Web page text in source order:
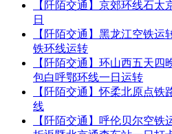
【阡陌交通】京郊环线石
日
【阡陌交通】黑龙江空铁
铁环线运转
【阡陌交通】环山西五天
包白呼鄂环线一日运转
【阡陌交通】怀柔北原点
线
【阡陌交通】呼伦贝尔空